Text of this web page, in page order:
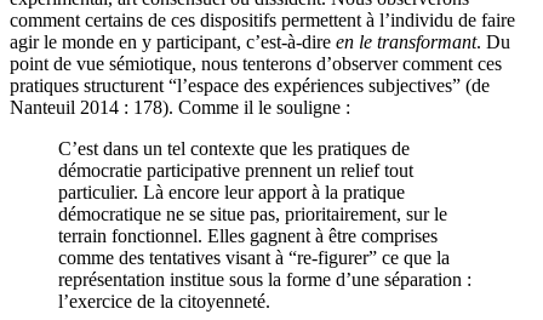
comment certains de ces dispositifs permettent à l’individu de faire
agir le monde en y participant, c’est-à-dire en le transformant. Du
point de vue sémiotique, nous tenterons d’observer comment ces
pratiques structurent “l’espace des expériences subjectives” (de
Nanteuil 2014 : 178). Comme il le souligne :
C’est dans un tel contexte que les pratiques de
démocratie participative prennent un relief tout
particulier. Là encore leur apport à la pratique
démocratique ne se situe pas, prioritairement, sur le
terrain fonctionnel. Elles gagnent à être comprises
comme des tentatives visant à “re-figurer” ce que la
représentation institue sous la forme d’une séparation :
l’exercice de la citoyenneté.